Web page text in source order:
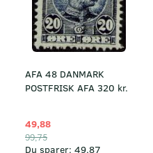
AFA 48 DANMARK
POSTFRISK AFA 320 kr.
49,88
99,75
Du sparer: 49,87